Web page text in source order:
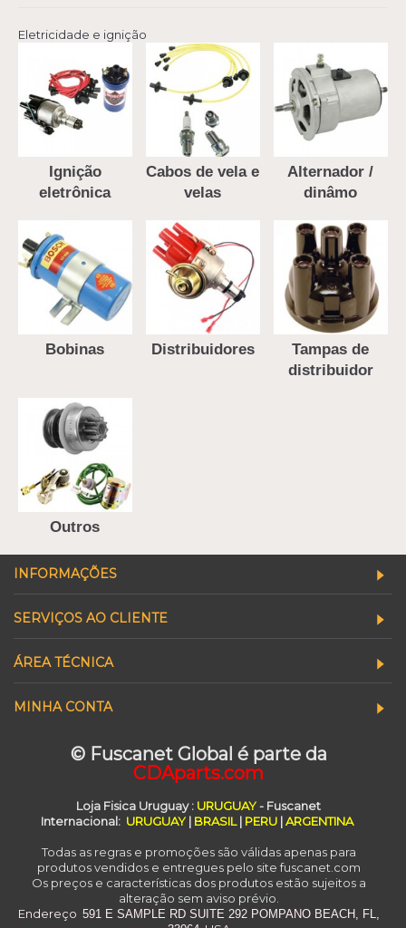
Eletricidade e ignição
Ignição
eletrônica
Cabos de vela e
velas
Alternador /
dinâmo
Bobinas Distribuidores
Tampas de
distribuidor
Outros
INFORMAÇÕES
SERVIÇOS AO CLIENTE
ÁREA TÉCNICA
MINHA CONTA
© Fuscanet Global é parte da
CDAparts.com
Loja Fisica Uruguay: URUGUAY- Fuscanet
Internacional: URUGUAY | BRASIL| PERU |ARGENTINA
Todas as regras e promoções são válidas apenas para
produtos vendidos e entregues pelo site fuscanet.com
Os preços e características dos produtos estão sujeitos a
alteração sem aviso prévio.
Endereço 591 E SAMPLE RD SUITE 292 POMPANO BEACH, FL,